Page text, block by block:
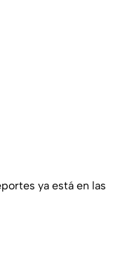
ya está en las